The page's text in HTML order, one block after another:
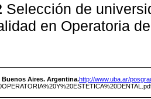
Selección de
en Operatoria
Buenos Aires. Argentina.http://www.uba.ar/